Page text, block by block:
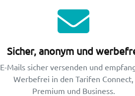
Sicher, anonym und
E-Mails sicher versenden und
Werbefrei in den Tarifen Connect,
Premium und Business.